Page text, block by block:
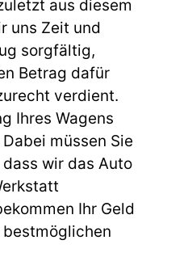
aus diesem
uns Zeit und
sorgfältig,
Betrag dafür
verdient.
Ihres Wagens
müssen Sie
wir das Auto
Ihr Geld